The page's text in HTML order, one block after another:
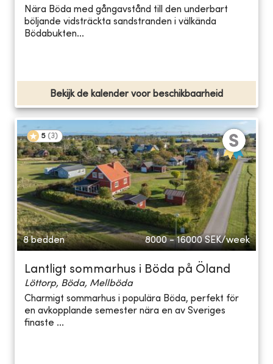
Nära Böda med gångavstånd till den underbart
böljande vidsträckta sandstranden i välkända
Bödabukten...
Bekijk de kalender voor beschikbaarheid
5 (3)
8 bedden 8000 - 16000 SEK/week
Lantligt sommarhus i Böda på Öland
Löttorp, Böda, Mellböda
Charmigt sommarhus i populära Böda, perfekt för
en avkopplande semester nära en av Sveriges
finaste ...